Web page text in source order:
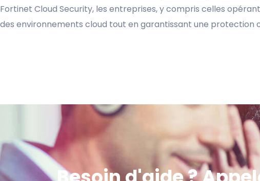
Fortinet Cloud Security, les entreprises, y compris celles
des environnements cloud tout en garantissant une